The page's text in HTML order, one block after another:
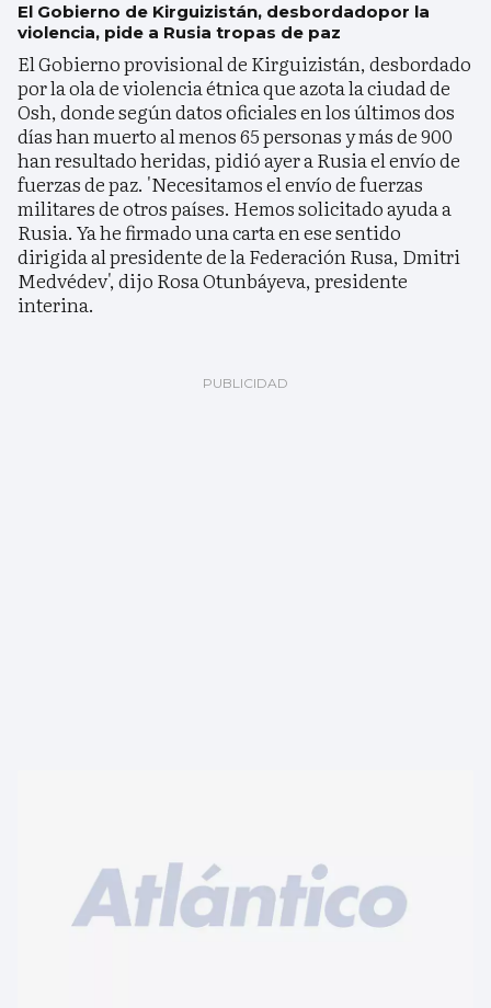
El Gobierno de Kirguizistán, desbordadopor la
violencia, pide a Rusia tropas de paz
El Gobierno provisional de Kirguizistán, desbordado
por la ola de violencia étnica que azota la ciudad de
Osh, donde según datos oficiales en los últimos dos
días han muerto al menos 65 personas y más de 900
han resultado heridas, pidió ayer a Rusia el envío de
fuerzas de paz. 'Necesitamos el envío de fuerzas
militares de otros países. Hemos solicitado ayuda a
Rusia. Ya he firmado una carta en ese sentido
dirigida al presidente de la Federación Rusa, Dmitri
Medvédev', dijo Rosa Otunbáyeva, presidente
interina.